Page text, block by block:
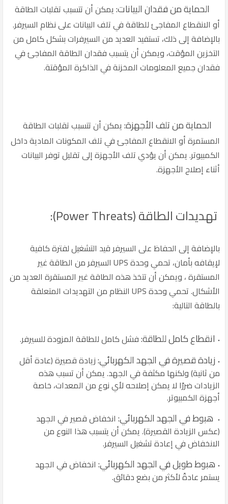
الحماية من فقدان البيانات:يمكن أن تتسبب تقلبات الطاقة
أو الانقطاع المفاجئ للطاقة في تلف البيانات على نظام السيرفر.
بالإضافة إلى ذلك، تستفيد العديد من السيرفرات بشكل كامل من
التخزين المؤقت، ويمكن أن يتسبب فقدان الطاقة المفاجئ في
فقدان جميع المعلومات المخزنة في الذاكرة المؤقتة.
الحماية من تلف الأجهزة:يمكن أن تتسبب تقلبات الطاقة
المستمرة أو الانقطاع المفاجئ في تلف المكونات المادية داخل
الكمبيوتر. يمكن أن يؤدي تلف الأجهزة إلى تقليل توفر البيانات
أثناء إصلاح الأجهزة.
تهديدات الطاقة (Power Threats):
بالإضافة إلى الحفاظ على السيرفر قيد التشغيل لفترة كافية
لإيقافه بأمان، تحمي وحدة UPS السيرفر من الطاقة غير
المستقرة ، ويمكن أن تتخذ هذه الطاقة غير المستقرة العديد من
الأشكال. تحمي وحدة UPS النظام من التهديدات المتعلقة
بالطاقة التالية:
انقطاع كامل للطاقة:فشل كامل للطاقة المزودة للسيرفر.
زيادة قصيرة في الجهد الكهربائي:زيادة قصيرة (عادة أقل
من ثانية) ولكنها مكثفة في الجهد. يمكن أن تسبب هذه
الزيادات ضررًا لا يمكن إصلاحه لأي نوع من المعدات، خاصة
أجهزة الكمبيوتر.
هبوط في الجهد الكهربائي: انخفاض قصير في الجهد
(عكس الزيادة القصيرة). يمكن أن يتسبب هذا النوع من
الانخفاض في إعادة تشغيل السيرفر.
هبوط طويل في الجهد الكهربائي: انخفاض في الجهد
يستمر عادةً لأكثر من بضع دقائق.